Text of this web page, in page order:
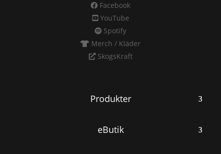
Facebook
YouTube
Spotify
Merch / Kläder
SkogsKraft
Produkter
eButik